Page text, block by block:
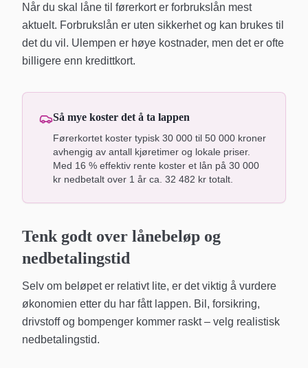
Når du skal låne til førerkort er forbrukslån mest
aktuelt. Forbrukslån er uten sikkerhet og kan brukes til
det du vil. Ulempen er høye kostnader, men det er ofte
billigere enn kredittkort.
Så mye koster det å ta lappen
Førerkortet koster typisk 30 000 til 50 000 kroner
avhengig av antall kjøretimer og lokale priser.
Med 16 % effektiv rente koster et lån på 30 000
kr nedbetalt over 1 år ca. 32 482 kr totalt.
Tenk godt over lånebeløp og
nedbetalingstid
Selv om beløpet er relativt lite, er det viktig å vurdere
økonomien etter du har fått lappen. Bil, forsikring,
drivstoff og bompenger kommer raskt – velg realistisk
nedbetalingstid.